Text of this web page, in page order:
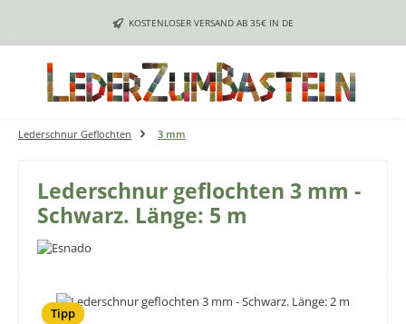
Zum Hauptinhalt springenKOSTENLOSER VERSAND AB 35€ IN DE
Lederschnur Geflochten 3 mm
Lederschnur geflochten 3 mm -
Schwarz. Länge: 5 m
Bildergalerie überspringen
Tipp